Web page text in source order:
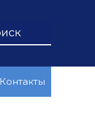
Контакты